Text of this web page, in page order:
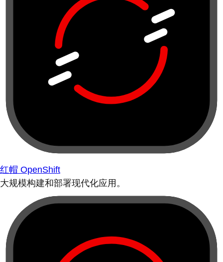
红帽 OpenShift
大规模构建和部署现代化应用。